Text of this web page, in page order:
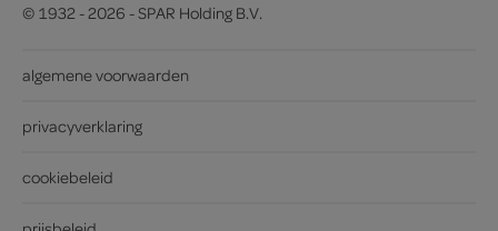
© 1932 - 2026 - SPAR Holding B.V.
algemene voorwaarden
privacyverklaring
cookiebeleid